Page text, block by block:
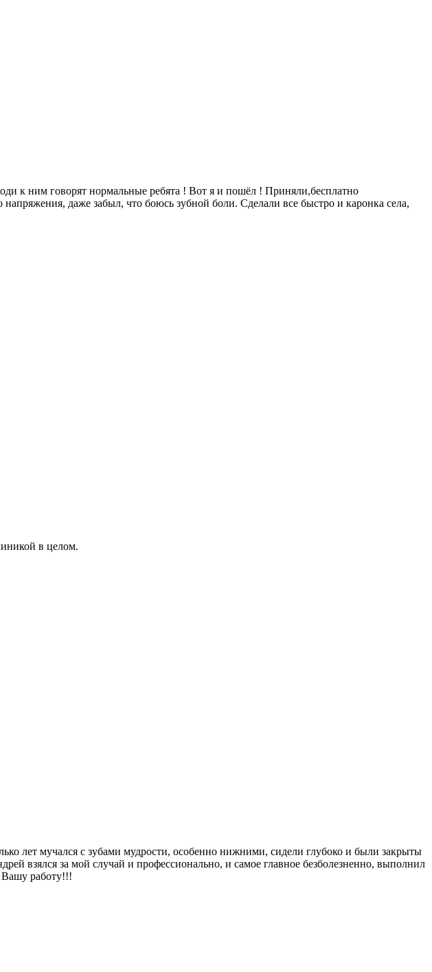
к ним говорят нормальные ребята ! Вот я и пошёл ! Приняли,бесплатно
даже забыл, что боюсь зубной боли. Сделали все быстро и каронка села,
в целом.
лет мучался с зубами мудрости, особенно нижними, сидели глубоко и были закрыты
взялся за мой случай и профессионально, и самое главное безболезненно, выполнил
Вашу работу!!!